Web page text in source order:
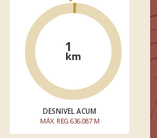
1
km
DESNIVEL ACUM
MÁX. REG 636.087 M